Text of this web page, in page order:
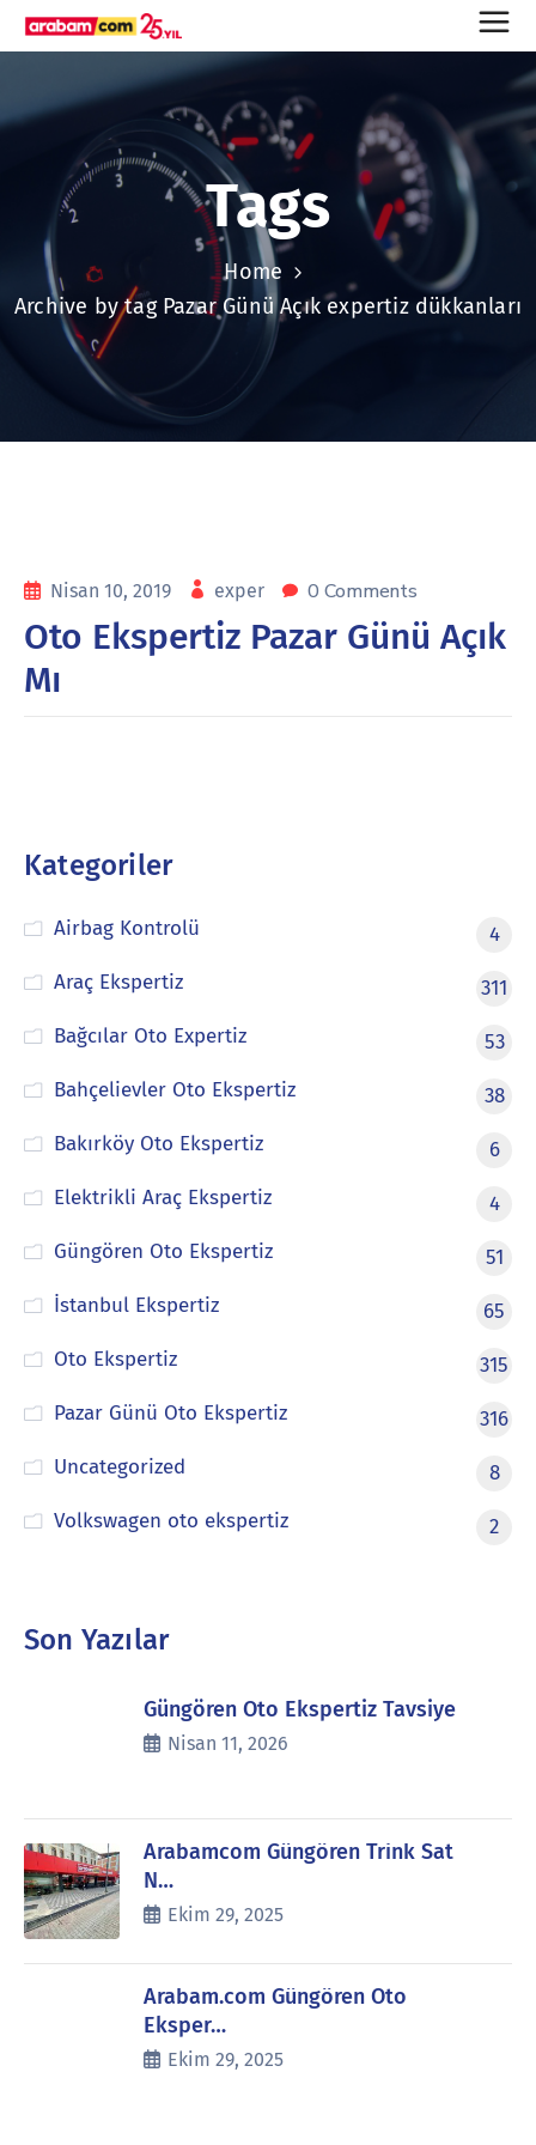
Tags
Home
Archive by tag Pazar Günü Açık expertiz dükkanları
Nisan 10, 2019 exper 0 Comments
Oto Ekspertiz Pazar Günü Açık
Mı
Kategoriler
Airbag Kontrolü
4
Araç Ekspertiz
311
Bağcılar Oto Expertiz
53
Bahçelievler Oto Ekspertiz
38
Bakırköy Oto Ekspertiz
6
Elektrikli Araç Ekspertiz
4
Güngören Oto Ekspertiz
51
İstanbul Ekspertiz
65
Oto Ekspertiz
315
Pazar Günü Oto Ekspertiz
316
Uncategorized
8
Volkswagen oto ekspertiz
2
Son Yazılar
Güngören Oto Ekspertiz Tavsiye
Nisan 11, 2026
Arabamcom Güngören Trink Sat
N…
Ekim 29, 2025
Arabam.com Güngören Oto
Eksper…
Ekim 29, 2025